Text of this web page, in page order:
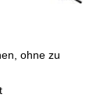
ohne zu